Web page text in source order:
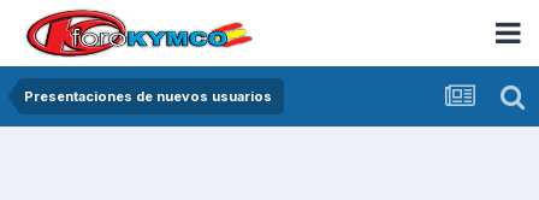
Presentaciones de nuevos usuarios